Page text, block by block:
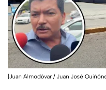
|Juan Almodóvar / Juan José